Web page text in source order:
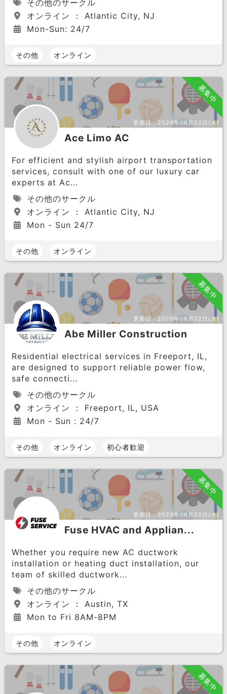
その他のサークル
オンライン ： Atlantic City, NJ
Mon-Sun: 24/7
その他 オンライン
募集中
更新日：2026年06月02日(火)
Ace Limo AC
For efficient and stylish airport transportation
services, consult with one of our luxury car
experts at Ac...
その他のサークル
オンライン ： Atlantic City, NJ
Mon - Sun 24/7
その他 オンライン
募集中
更新日：2026年06月02日(火)
Abe Miller Construction
Residential electrical services in Freeport, IL,
are designed to support reliable power flow,
safe connecti...
その他のサークル
オンライン ： Freeport, IL, USA
Mon - Sun : 24/7
その他 オンライン 初心者歓迎
募集中
更新日：2026年06月02日(火)
Fuse HVAC and Applian...
Whether you require new AC ductwork
installation or heating duct installation, our
team of skilled ductwork...
その他のサークル
オンライン ： Austin, TX
Mon to Fri 8AM-8PM
その他 オンライン
募集中